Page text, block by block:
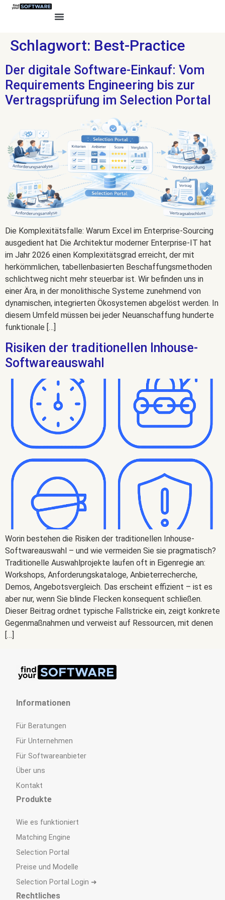
Schlagwort: Best-Practice
Der digitale Software-Einkauf: Vom
Requirements Engineering bis zur
Vertragsprüfung im Selection Portal
Die Komplexitätsfalle: Warum Excel im Enterprise-Sourcing
ausgedient hat Die Architektur moderner Enterprise-IT hat
im Jahr 2026 einen Komplexitätsgrad erreicht, der mit
herkömmlichen, tabellenbasierten Beschaffungsmethoden
schlichtweg nicht mehr steuerbar ist. Wir befinden uns in
einer Ära, in der monolithische Systeme zunehmend von
dynamischen, integrierten Ökosystemen abgelöst werden. In
diesem Umfeld müssen bei jeder Neuanschaffung hunderte
funktionale […]
Risiken der traditionellen Inhouse-
Softwareauswahl
Worin bestehen die Risiken der traditionellen Inhouse-
Softwareauswahl – und wie vermeiden Sie sie pragmatisch?
Traditionelle Auswahlprojekte laufen oft in Eigenregie an:
Workshops, Anforderungskataloge, Anbieterrecherche,
Demos, Angebotsvergleich. Das erscheint effizient – ist es
aber nur, wenn Sie blinde Flecken konsequent schließen.
Dieser Beitrag ordnet typische Fallstricke ein, zeigt konkrete
Gegenmaßnahmen und verweist auf Ressourcen, mit denen
[…]
Informationen
Für Beratungen
Für Unternehmen
Für Softwareanbieter
Über uns
Kontakt
Produkte
Wie es funktioniert
Matching Engine
Selection Portal
Preise und Modelle
Selection Portal Login ➜
Rechtliches